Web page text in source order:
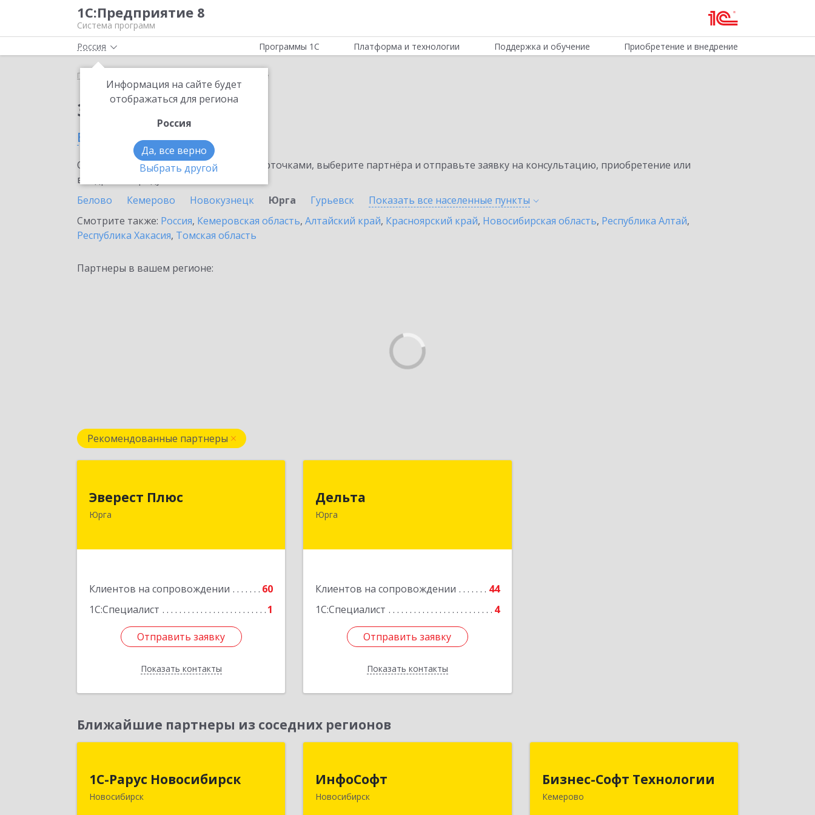
1С:Предприятие 8
Система программ
Россия
Информация на сайте будет
отображаться для региона
Россия
Да, все верно
Выбрать другой
Программы 1С Платформа и технологии Поддержка и обучение Приобретение и внедрение
Главная 1C-UMI в Юрге
Заказать 1C-UMI
в Юрге
Ознакомьтесь с информационными карточками, выберите партнёра и отправьте заявку на консультацию, приобретение или
внедрение продукта.
Белово
Кемерово Новокузнецк Юрга Гурьевск Показать все населенные пункты
Смотрите также: Россия, Кемеровская область, Алтайский край, Красноярский край, Новосибирская область, Республика Алтай,
Республика Хакасия, Томская область
Партнеры в вашем регионе:
Рекомендованные партнеры
Эверест Плюс
Юрга
Клиентов на сопровождении
60
1С:Специалист
1
Отправить заявку
Показать контакты
652055, Кемеровская обл, Юрга г,
Подробнее
Отправить заявку
Назад
Дельта
Юрга
Клиентов на сопровождении
44
1С:Специалист
4
Отправить заявку
Показать контакты
Кузбасс обл, Юрга г, Ленинградская
Отправить заявку
Назад
Ближайшие партнеры из соседних регионов
1С-Рарус Новосибирск
Новосибирск
630015, Новосибирская обл,
Новосибирск г, Планетная ул, дом №
ИнфоСофт
Новосибирск
630091, Новосибирская обл,
Новосибирск г, Крылова ул, дом № 31
Бизнес-Софт Технологии
Кемерово
650992, Кемеровская область -
Кузбасс обл, Кемерово г, Советский